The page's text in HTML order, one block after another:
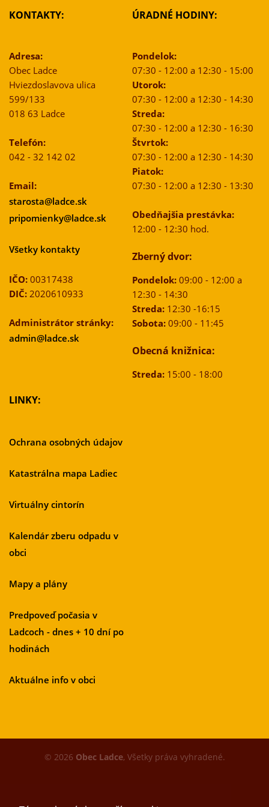
KONTAKTY:
Adresa:
Obec Ladce
Hviezdoslavova ulica
599/133
018 63 Ladce
Telefón:
042 - 32 142 02
Email:
starosta@ladce.sk
pripomienky@ladce.sk
Všetky kontakty
IČO: 00317438
DIČ: 2020610933
Administrátor stránky:
admin@ladce.sk
ÚRADNÉ HODINY:
Pondelok:
07:30 - 12:00 a 12:30 - 15:00
Utorok:
07:30 - 12:00 a 12:30 - 14:30
Streda:
07:30 - 12:00 a 12:30 - 16:30
Štvrtok:
07:30 - 12:00 a 12:30 - 14:30
Piatok:
07:30 - 12:00 a 12:30 - 13:30
Obedňajšia prestávka:
12:00 - 12:30 hod.
Zberný dvor:
Pondelok:09:00 - 12:00 a
12:30 - 14:30
Streda:12:30 -16:15
Sobota:09:00 - 11:45
Obecná knižnica:
Streda:15:00 - 18:00
LINKY:
Ochrana osobných údajov
Katastrálna mapa Ladiec
Virtuálny cintorín
Kalendár zberu odpadu v
obci
Mapy a plány
Predpoveď počasia v
Ladcoch - dnes + 10 dní po
hodinách
Aktuálne info v obci
© 2026 Obec Ladce, Všetky práva vyhradené.